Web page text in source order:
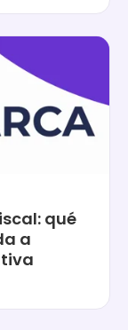
qué
a